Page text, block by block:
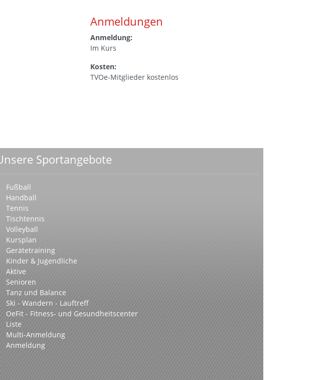
Anmeldungen
Anmeldung:
Im Kurs
Kosten:
TVOe-Mitglieder kostenlos
Sportangebote
Fußball
Handball
Tennis
Tischtennis
Volleyball
Kursplan
Gerätetraining
Kinder & Jugendliche
Aktive
Senioren
Tanz und Balance
Ski - Wandern - Lauftreff
OeFit - Fitness- und Gesundheitscenter
Liste
Multi-Anmeldung
Anmeldung